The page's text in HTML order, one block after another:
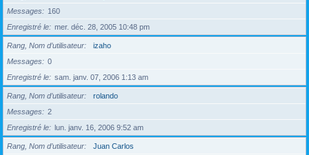
Messages
160
Enregistré le
mer. déc. 28, 2005 10:48 pm
Rang, Nom d’utilisateur
izaho
Messages
0
Enregistré le
sam. janv. 07, 2006 1:13 am
Rang, Nom d’utilisateur
rolando
Messages
2
Enregistré le
lun. janv. 16, 2006 9:52 am
Rang, Nom d’utilisateur
Juan Carlos